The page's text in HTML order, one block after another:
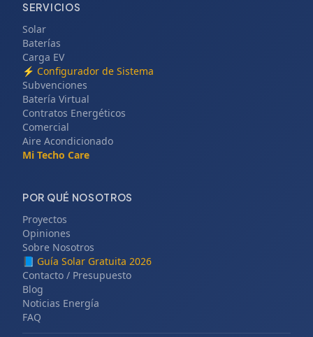
SERVICIOS
Solar
Baterías
Carga EV
⚡ Configurador de Sistema
Subvenciones
Batería Virtual
Contratos Energéticos
Comercial
Aire Acondicionado
Mi Techo Care
POR QUÉ NOSOTROS
Proyectos
Opiniones
Sobre Nosotros
📘 Guía Solar Gratuita 2026
Contacto / Presupuesto
Blog
Noticias Energía
FAQ